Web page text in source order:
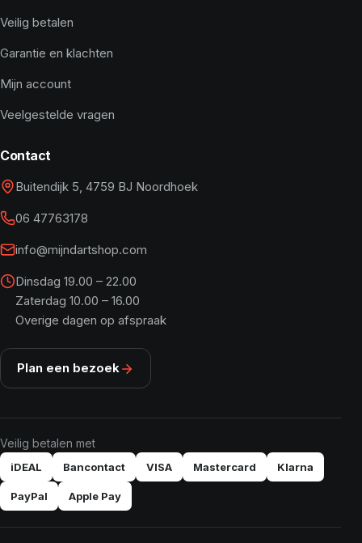
Veilig betalen
Garantie en klachten
Mijn account
Veelgestelde vragen
Contact
Buitendijk 5, 4759 BJ Noordhoek
06 47763178
info@mijndartshop.com
Dinsdag 19.00 – 22.00
Zaterdag 10.00 – 16.00
Overige dagen op afspraak
Plan een bezoek
Veilig betalen met
iDEAL Bancontact VISA Mastercard Klarna
PayPal Apple Pay